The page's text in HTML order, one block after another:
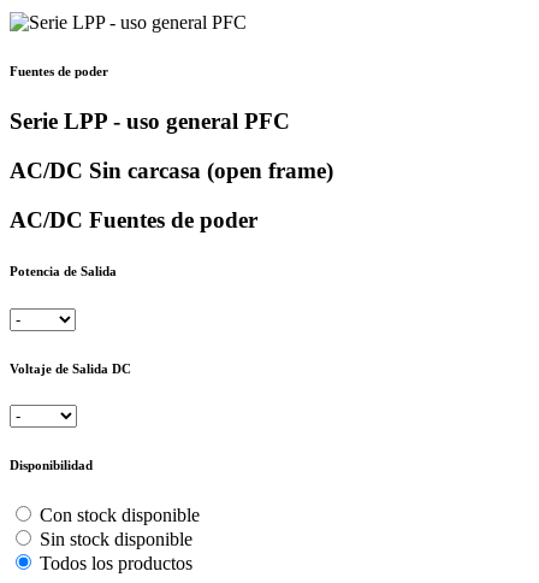
Fuentes de poder
Serie LPP - uso general PFC
AC/DC Sin carcasa (open frame)
AC/DC Fuentes de poder
Potencia de Salida
Voltaje de Salida DC
Disponibilidad
Con stock disponible
Sin stock disponible
Todos los productos